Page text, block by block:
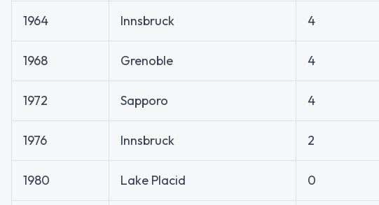
1964 Innsbruck 4
1968 Grenoble 4
1972 Sapporo 4
1976 Innsbruck 2
1980 Lake Placid 0